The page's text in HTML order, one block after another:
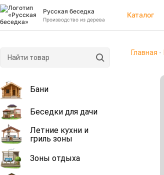
Русская беседка
Производство из дерева
Каталог
Бани
Беседки для дачи
Летние кухни и
гриль зоны
Зоны отдыха
Главная